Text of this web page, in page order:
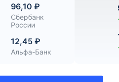
96,10 ₽
Сбербанк
России
12,45 ₽
Альфа-Банк